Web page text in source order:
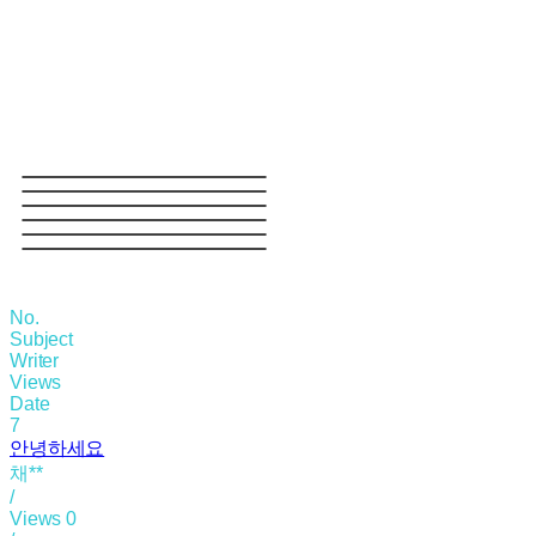
No.
Subject
Writer
Views
Date
7
안녕하세요
채**
/
Views0